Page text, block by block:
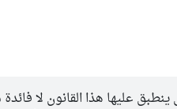
عليها هذا القانون لا فائدة